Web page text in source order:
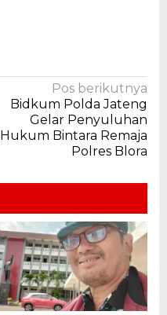
Pos berikutnya
Bidkum Polda Jateng
Gelar Penyuluhan
Hukum Bintara Remaja
Polres Blora